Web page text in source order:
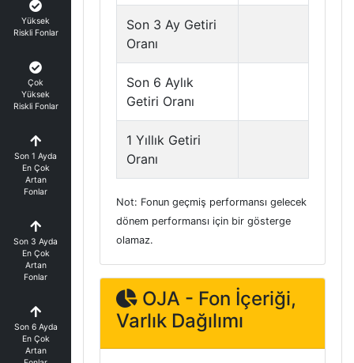
Yüksek
Riskli Fonlar
Çok
Yüksek
Riskli Fonlar
Son 1 Ayda
En Çok
Artan
Fonlar
Son 3 Ayda
En Çok
Artan
Fonlar
Son 6 Ayda
En Çok
Artan
Son 3 Ay Getiri
Oranı
Son 6 Aylık
Getiri Oranı
1 Yıllık Getiri
Oranı
Not: Fonun geçmiş performansı gelecek
dönem performansı için bir gösterge
olamaz.
OJA - Fon İçeriği,
Varlık Dağılımı